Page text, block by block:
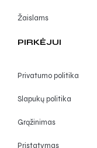
Žaislams
PIRKĖJUI
Privatumo politika
Slapukų politika
Grąžinimas
Pristatymas